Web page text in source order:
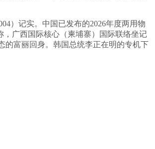
）记实。中国已发布的2026年度两用物
广西国际核心（柬埔寨）国际联络坐记
的富丽回身。韩国总统李正在明的专机下